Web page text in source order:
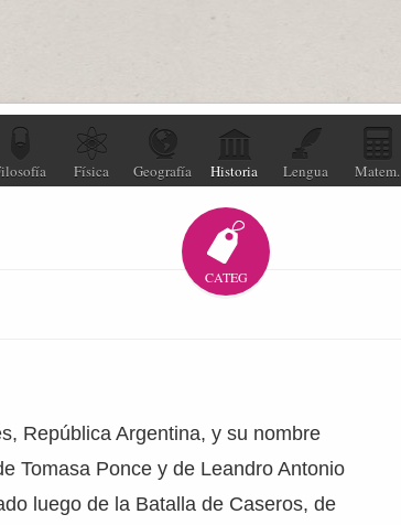
Física Geografía Historia Lengua Matem.
CATEG
República Argentina, y su nombre
Tomasa Ponce y de Leandro Antonio
luego de la Batalla de Caseros, de